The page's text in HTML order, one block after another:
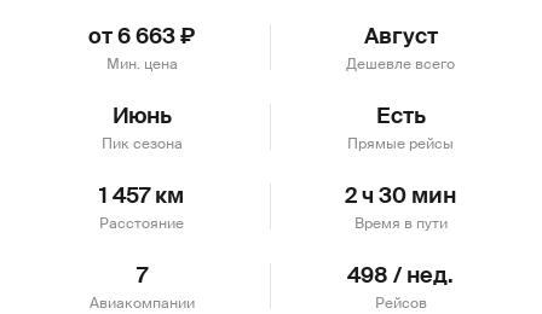
от 6 663 ₽
Мин. цена
Август
Дешевле всего
Июнь
Пик сезона
Есть
Прямые рейсы
1 457 км
Расстояние
2 ч 30 мин
Время в пути
7
Авиакомпании
498 / нед.
Рейсов